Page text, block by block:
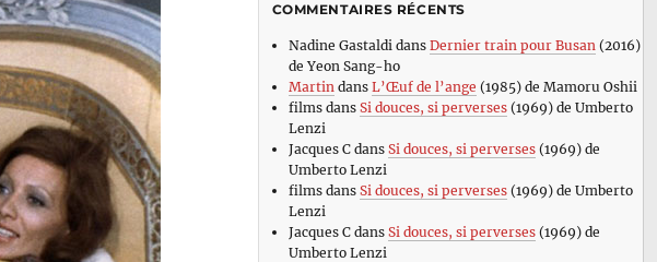
COMMENTAIRES RÉCENTS
Nadine Gastaldi dans Dernier train pour Busan (2016)
de Yeon Sang-ho
Martin dans L’Œuf de l’ange (1985) de Mamoru Oshii
filmsdans Si douces, si perverses(1969) de Umberto
Lenzi
Jacques Cdans Si douces, si perverses(1969) de
Umberto Lenzi
filmsdans Si douces, si perverses(1969) de Umberto
Lenzi
Jacques Cdans Si douces, si perverses(1969) de
Umberto Lenzi